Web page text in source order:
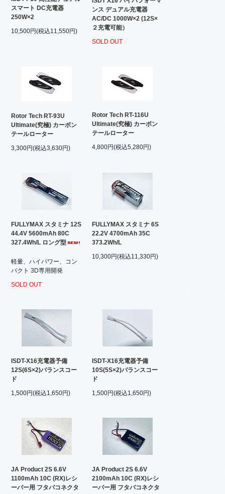
スマート DC充電器
250W×2
10,500円(税込11,550円)
ンス デュアル充電器
AC/DC 1000W×2 (12S×
２充電可能）
SOLD OUT
Rotor Tech RT-93U
Ultimate(究極) カーボン
テールローター
3,300円(税込3,630円)
Rotor Tech RT-116U
Ultimate(究極) カーボン
テールローター
4,800円(税込5,280円)
FULLYMAX スタミナ 12S
44.4V 5600mAh 80C
327.4Wh/L ロング型
軽量、ハイパワー、コン
パクト 3D専用開発
SOLD OUT
FULLYMAX スタミナ 6S
22.2V 4700mAh 35C
373.2Wh/L
10,300円(税込11,330円)
ISDT-X16充電器予備
12S(6S×2)バランスコー
ド
1,500円(税込1,650円)
ISDT-X16充電器予備
10S(5S×2)バランスコー
ド
1,500円(税込1,650円)
JA Product 2S 6.6V
1100mAh 10C (RX)レシ
ーバー用 フタバコネクタ
JA Product 2S 6.6V
2100mAh 10C (RX)レシ
ーバー用 フタバコネクタ